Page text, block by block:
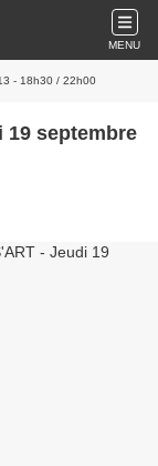
MENU
- 18h30 / 22h00
19 septembre